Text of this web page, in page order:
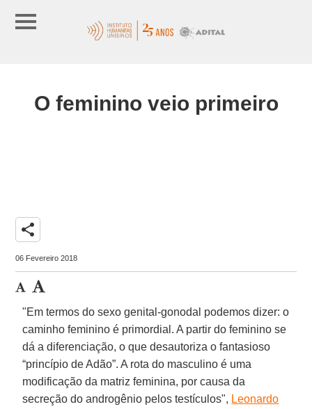
O feminino veio primeiro
share
06 Fevereiro 2018
"Em termos do sexo genital-gonodal podemos dizer: o
caminho feminino é primordial. A partir do feminino se
dá a diferenciação, o que desautoriza o fantasioso
“princípio de Adão”. A rota do masculino é uma
modificação da matriz feminina, por causa da
secreção do androgênio pelos testículos", Leonardo